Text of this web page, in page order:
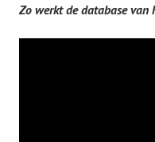
Zo werkt de database van